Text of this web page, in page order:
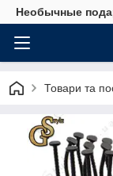
Необычные
Товари та